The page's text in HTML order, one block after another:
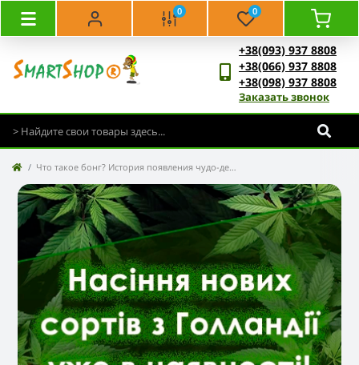
0 0
+38(093) 937 8808
+38(066) 937 8808
+38(098) 937 8808
Заказать звонок
Что такое бонг? История появления чудо-девайса